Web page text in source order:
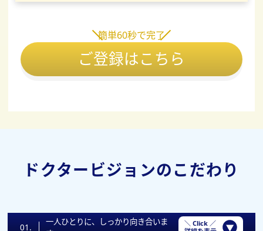
簡単60秒で完了
ご登録はこちら
ドクタービジョンのこだわり
01.
一人ひとりに、しっかり向き合いま
＼ Click ／